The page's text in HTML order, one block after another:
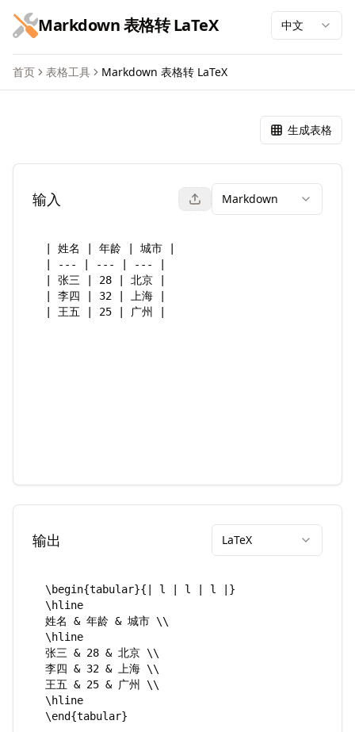
跳到主要内容
Markdown 表格转 LaTeX 中文
首页 表格工具 Markdown 表格转 LaTeX
Markdown 表格转 LaTeX生成表格
输入 Markdown
输出 LaTeX